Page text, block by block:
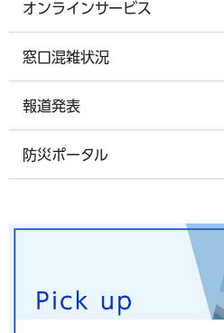
オンラインサービス
窓口混雑状況
報道発表
防災ポータル